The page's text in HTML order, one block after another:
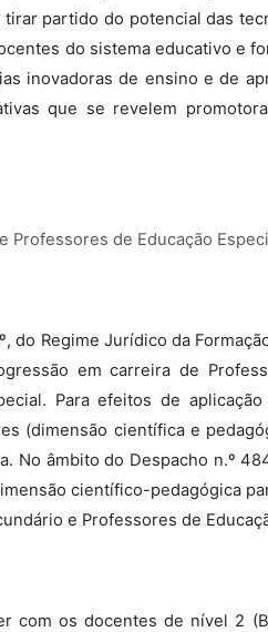
partido do potencial das
do sistema educativo e
inovadoras de ensino e de
que se revelem
Professores de Educação
do Regime Jurídico da
em carreira de
Para efeitos de
(dimensão científica e
No âmbito do Despacho n.º
científico-pedagógica
e Professores de
com os docentes de nível 2